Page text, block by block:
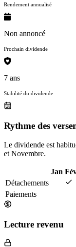
Rendement annualisé
Non annoncé
Prochain dividende
7 ans
Stabilité du dividende
Rythme des
Le dividende est
et Novembre.
Jan
Détachements
Paiements
Lecture revenu